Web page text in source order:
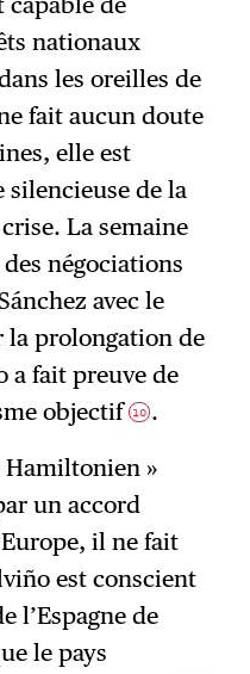
nationaux
les oreilles de
fait aucun doute
elle est
silencieuse de la
La semaine
négociations
avec le
prolongation de
a fait preuve de
objectif10 .
Hamiltonien »
un accord
il ne fait
est conscient
l’Espagne de
le pays